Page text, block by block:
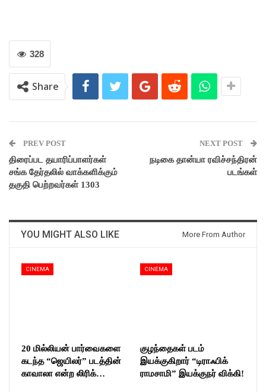
328
Share
PREV POST
திரைப்பட தயாரிப்பாளர்கள்
சங்க தேர்தலில் வாக்களிக்கும்
தகுதி பெற்றவர்கள் 1303
NEXT POST
நடிகை தான்யா ரவிச்சந்திரன்
படங்கள்
YOU MIGHT ALSO LIKE More From Author
CINEMA
20 மில்லியன் பார்வைகளை
கடந்த “ஜெயிலர்” படத்தின்
காவாலா என்ற லிரிக்…
CINEMA
குழந்தைகள் படம்
இயக்குகிறார் “டிராஃபிக்
ராமசாமி” இயக்குநர் விக்கி!